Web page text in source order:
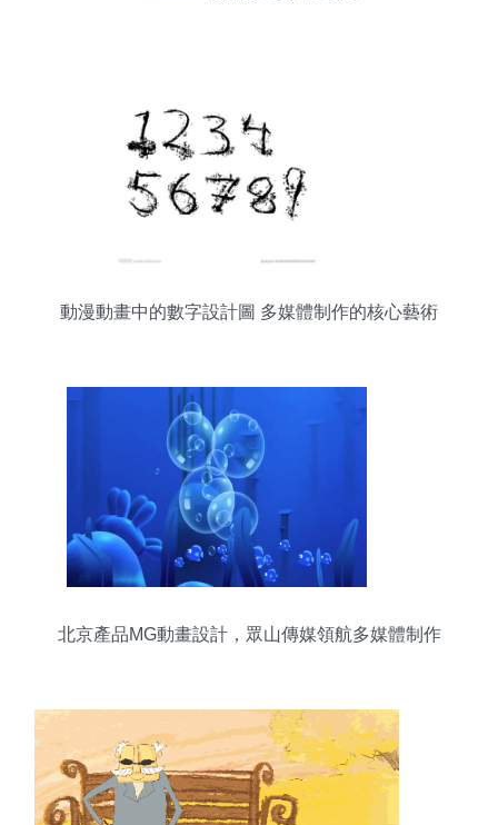
動漫動畫中的數字設計圖 多媒體制作的核心藝術
北京產品MG動畫設計，眾山傳媒領航多媒體制作